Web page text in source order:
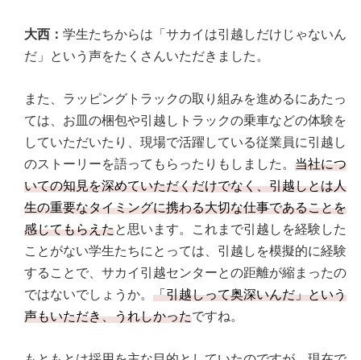
大西： 学生たちからは「サカイは引越しだけじゃないん
だ」という声をたくさんいただきました。
また、ラッピングトラックの取り組みを進めるにあたっ
ては、お皿の梱包や引越しトラックの乗車などの体験を
していただいたり、現場で活躍している従業員に引越し
のストーリーを語ってもらったりもしました。 当社につ
いての知見を深めていただくだけでなく、引越しとは人
生の重要なタイミングに携わる大切な仕事であることを
感じてもらえたと思います。これまで引越しを経験した
ことがない学生たちにとっては、引越しを模擬的に経験
することで、サカイ引越センターとの距離が縮まったの
ではないでしょうか。 「引越しって奥深いんだ」という
声もいただき、うれしかったですね。